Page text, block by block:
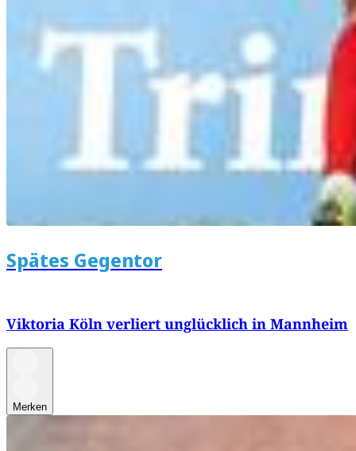
Spätes Gegentor
Viktoria Köln verliert unglücklich in Mannheim
Merken